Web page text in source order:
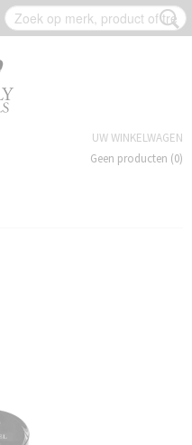
UW WINKELWAGEN
Geen producten (0)